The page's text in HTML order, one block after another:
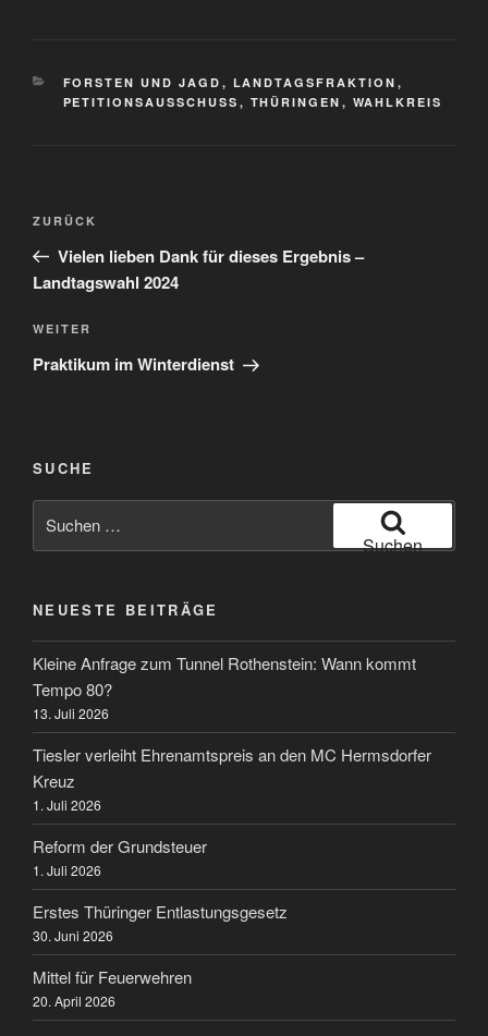
KATEGORIEN
FORSTEN UND JAGD , LANDTAGSFRAKTION ,
PETITIONSAUSSCHUSS , THÜRINGEN , WAHLKREIS
Beitragsnavigation
Vorheriger
Beitrag
ZURÜCK
Vielen lieben Dank für dieses Ergebnis –
Landtagswahl 2024
Nächster
Beitrag
WEITER
Praktikum im Winterdienst
SUCHE
nach:
Suchen
NEUESTE BEITRÄGE
Kleine Anfrage zum Tunnel Rothenstein: Wann kommt
Tempo 80?
13. Juli 2026
Tiesler verleiht Ehrenamtspreis an den MC Hermsdorfer
Kreuz
1. Juli 2026
Reform der Grundsteuer
1. Juli 2026
Erstes Thüringer Entlastungsgesetz
30. Juni 2026
Mittel für Feuerwehren
20. April 2026